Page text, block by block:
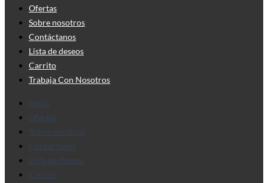
Ofertas
Sobre nosotros
Contáctanos
Lista de deseos
Carrito
Trabaja Con Nosotros
Inicio
Ofertas
Sobre nosotros
Contáctanos
Lista de deseos
Carrito